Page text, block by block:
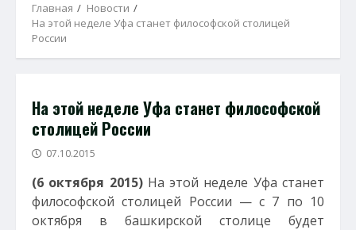
Главная
Новости
На этой неделе Уфа станет философской столицей
России
На этой неделе Уфа станет философской
столицей России
07.10.2015
(6 октября 2015)На этой неделе Уфа станет
философской столицей России — с 7 по 10
октября в башкирской столице будет